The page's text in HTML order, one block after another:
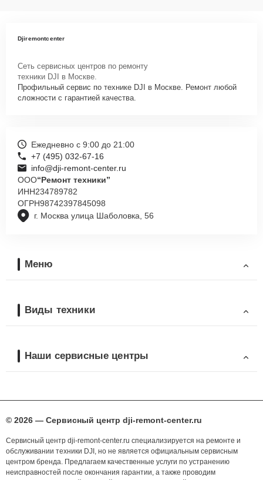
Djiremontcenter
Сеть сервисных центров по ремонту
техники DJI в Москве.
Профильный сервис по технике DJI в Москве. Ремонт любой
сложности с гарантией качества.
г. Москва улица Шаболовка, 56
Ежедневно с 9:00 до 21:00
+7 (495) 032-67-16
info@dji-remont-center.ru
ООО“Ремонт техники”
ИНН234789782
ОГРН98742397845098
Меню
Виды техники
Наши сервисные центры
© 2026 — Сервисный центр dji-remont-center.ru
Сервисный центр dji-remont-center.ru специализируется на ремонте и
обслуживании техники DJI, но не является официальным сервисным
центром бренда. Предлагаем качественные услуги по устранению
неисправностей после окончания гарантии, а также проводим